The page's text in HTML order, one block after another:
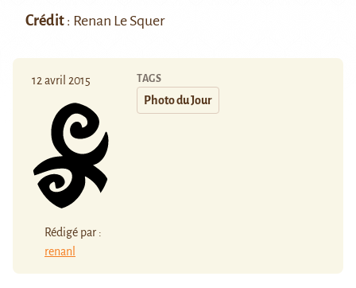
Crédit : Renan Le Squer
12 avril 2015
Rédigé par :
renanl
TAGS
Photo du Jour